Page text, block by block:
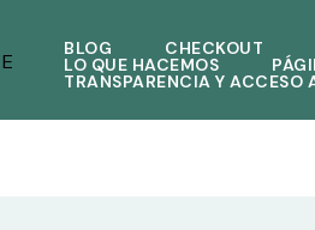
BLOG CHECKOUT
LO QUE HACEMOS
TRANSPARENCIA Y